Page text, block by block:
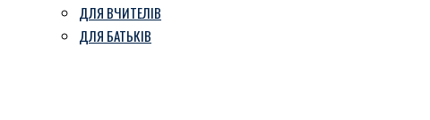
ДЛЯ ВЧИТЕЛІВ
ДЛЯ БАТЬКІВ